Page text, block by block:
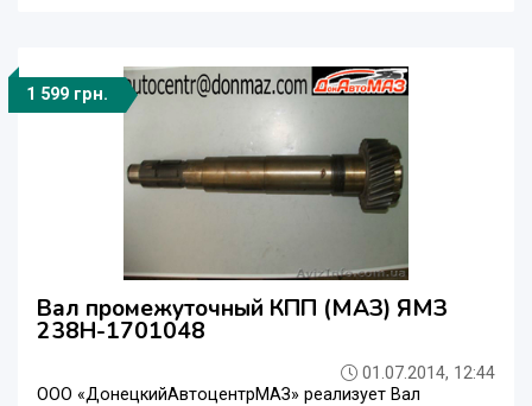
1 599 грн.
Вал промежуточный КПП (МАЗ) ЯМЗ
238Н-1701048
01.07.2014, 12:44
ООО «ДонецкийАвтоцентрМАЗ» реализует Вал